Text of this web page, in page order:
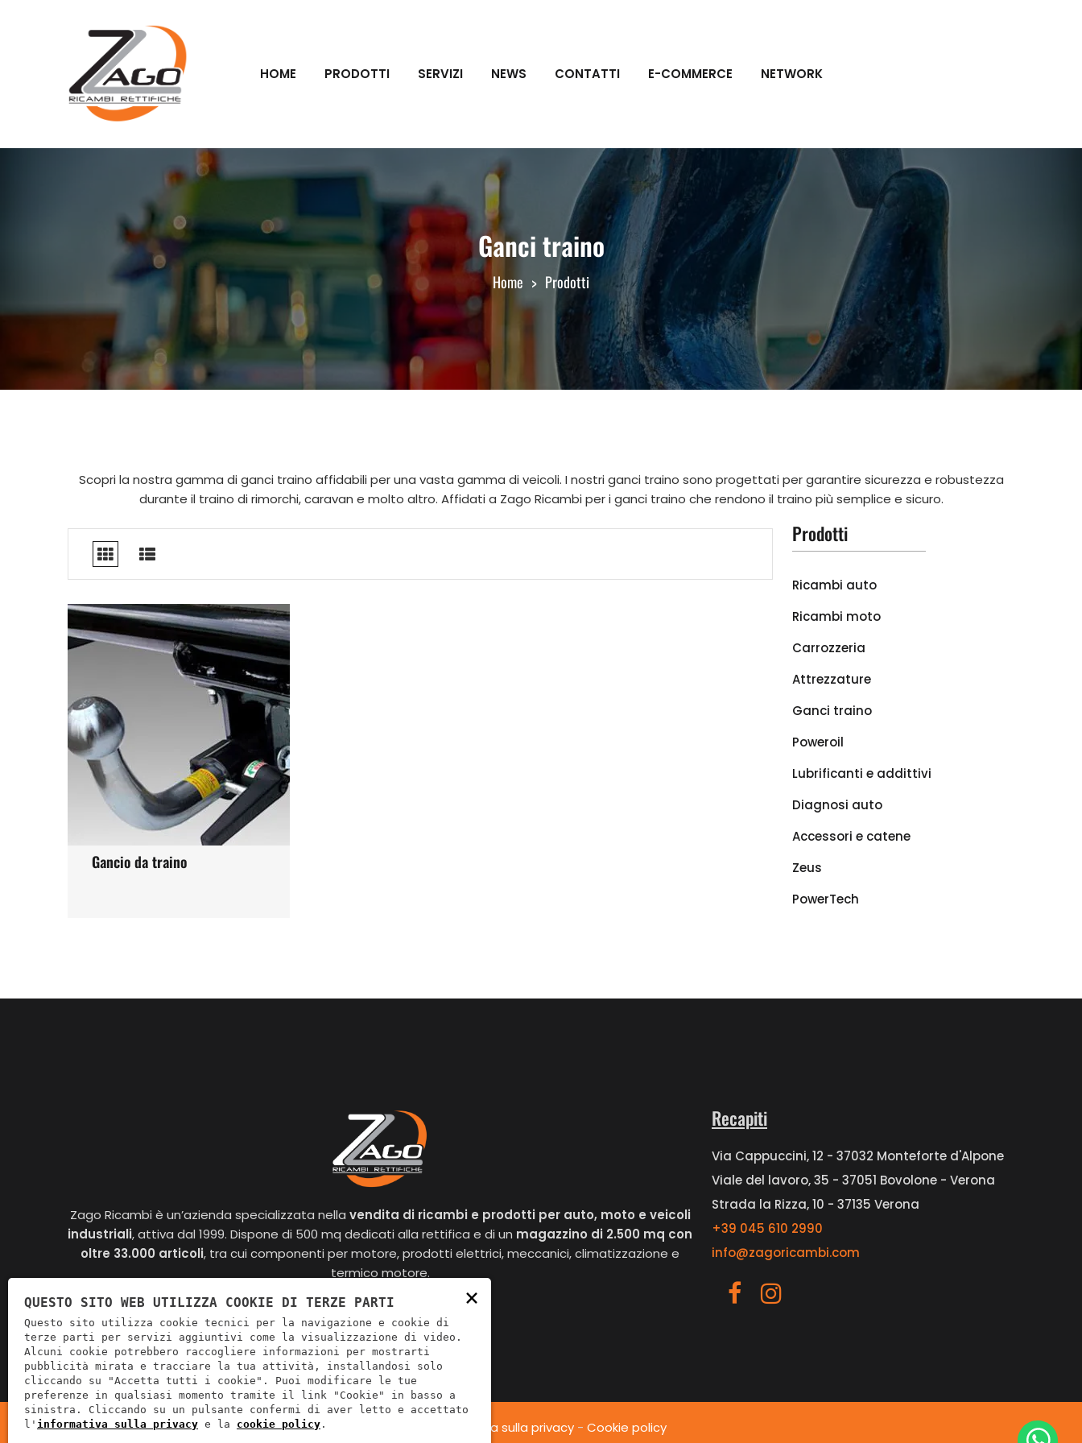
HOME PRODOTTI SERVIZI NEWS CONTATTI E-COMMERCE NETWORK
Ganci traino
Home Prodotti
Scopri la nostra gamma di ganci traino affidabili per una vasta gamma di veicoli. I nostri ganci traino sono progettati per garantire sicurezza e robustezza
durante il traino di rimorchi, caravan e molto altro. Affidati a Zago Ricambi per i ganci traino che rendono il traino più semplice e sicuro.
Gancio da traino
Prodotti
Ricambi auto
Ricambi moto
Carrozzeria
Attrezzature
Ganci traino
Poweroil
Lubrificanti e addittivi
Diagnosi auto
Accessori e catene
Zeus
PowerTech
Zago Ricambi è un’azienda specializzata nella vendita di ricambi e prodotti per auto, moto e veicoli
industriali, attiva dal 1999. Dispone di 500 mq dedicati alla rettifica e di un magazzino di 2.500 mq con
oltre 33.000 articoli, tra cui componenti per motore, prodotti elettrici, meccanici, climatizzazione e
termico motore.
Recapiti
Via Cappuccini, 12 - 37032 Monteforte d'Alpone
Viale del lavoro, 35 - 37051 Bovolone - Verona
Strada la Rizza, 10 - 37135 Verona
+39 045 610 2990
info@zagoricambi.com
Informativa sulla privacy- Cookie policy
×
QUESTO SITO WEB UTILIZZA COOKIE DI TERZE PARTI
Questo sito utilizza cookie tecnici per la navigazione e cookie di
terze parti per servizi aggiuntivi come la visualizzazione di video.
Alcuni cookie potrebbero raccogliere informazioni per mostrarti
pubblicità mirata e tracciare la tua attività, installandosi solo
cliccando su "Accetta tutti i cookie". Puoi modificare le tue
preferenze in qualsiasi momento tramite il link "Cookie" in basso a
sinistra. Cliccando su un pulsante confermi di aver letto e accettato
l' informativa sulla privacy e la cookie policy .